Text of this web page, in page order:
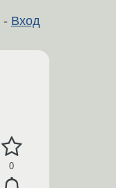
- Вход
0